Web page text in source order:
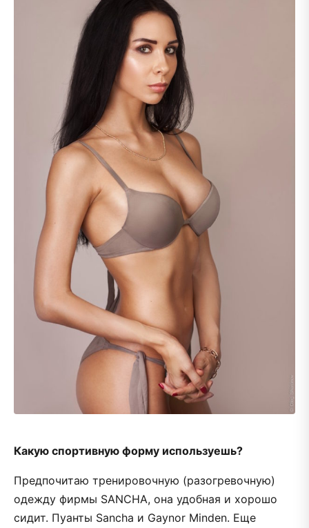
Какую спортивную форму используешь?
Предпочитаю тренировочную (разогревочную)
одежду фирмы SANCHA, она удобная и хорошо
сидит. Пуанты Sancha и Gaynor Minden. Еще